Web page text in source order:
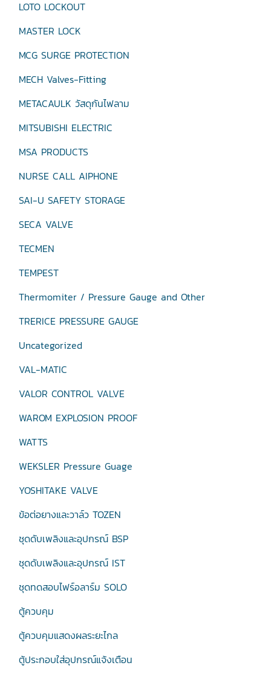
LOTO LOCKOUT
MASTER LOCK
MCG SURGE PROTECTION
MECH Valves-Fitting
METACAULK วัสดุกันไฟลาม
MITSUBISHI ELECTRIC
MSA PRODUCTS
NURSE CALL AIPHONE
SAI-U SAFETY STORAGE
SECA VALVE
TECMEN
TEMPEST
Thermomiter / Pressure Gauge and Other
TRERICE PRESSURE GAUGE
Uncategorized
VAL-MATIC
VALOR CONTROL VALVE
WAROM EXPLOSION PROOF
WATTS
WEKSLER Pressure Guage
YOSHITAKE VALVE
ข้อต่อยางและวาล์ว TOZEN
ชุดดับเพลิงและอุปกรณ์ BSP
ชุดดับเพลิงและอุปกรณ์ IST
ชุดทดสอบไฟร์อลาร์ม SOLO
ตู้ควบคุม
ตู้ควบคุมแสดงผลระยะไกล
ตู้ประกอบใส่อุปกรณ์แจ้งเตือน